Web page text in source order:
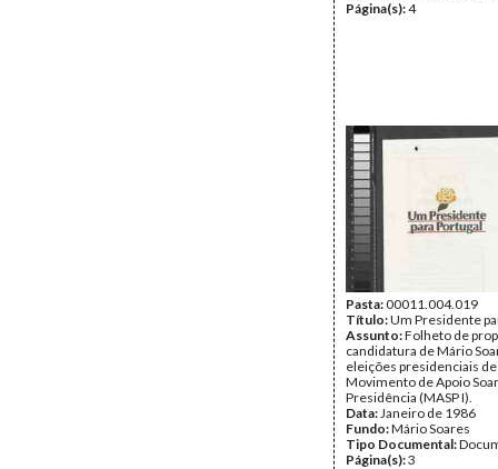
Página(s):4
Pasta:00011.004.019
Título:Um Presidente
Assunto:Folheto de
candidatura de Mário
eleições presidenciais
Movimento de Apoio
Presidência (MASP I).
Data:Janeiro de 1986
Fundo:Mário Soares
Tipo Documental:
Página(s):3